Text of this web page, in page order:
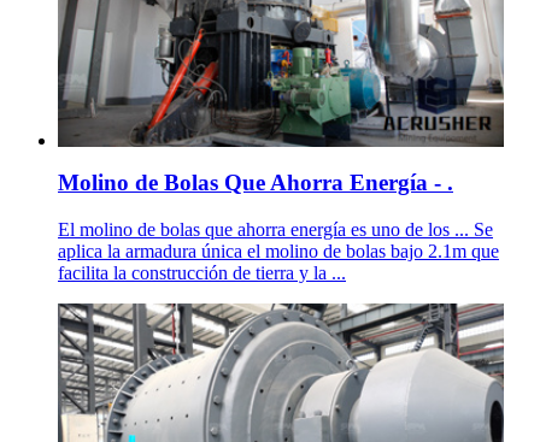
Molino de Bolas Que Ahorra Energía - .
El molino de bolas que ahorra energía es uno de los ... Se
aplica la armadura única el molino de bolas bajo 2.1m que
facilita la construcción de tierra y la ...